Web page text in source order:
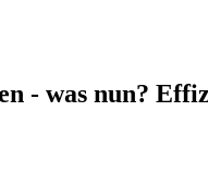
- was nun?